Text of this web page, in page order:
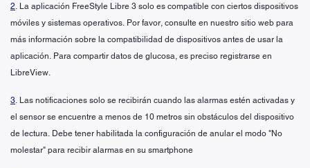
2 . La aplicación FreeStyle Libre 3 solo es compatible con ciertos dispositivos
móviles y sistemas operativos. Por favor, consulte en nuestro sitio web para
más información sobre la compatibilidad de dispositivos antes de usar la
aplicación. Para compartir datos de glucosa, es preciso registrarse en
LibreView.
3 . Las notificaciones solo se recibirán cuando las alarmas estén activadas y
el sensor se encuentre a menos de 10 metros sin obstáculos del dispositivo
de lectura. Debe tener habilitada la configuración de anular el modo "No
molestar" para recibir alarmas en su smartphone